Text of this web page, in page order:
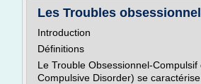
Les Troubles
Introduction
Définitions
Le Trouble Obsessionnel-
Compulsive Disorder) se